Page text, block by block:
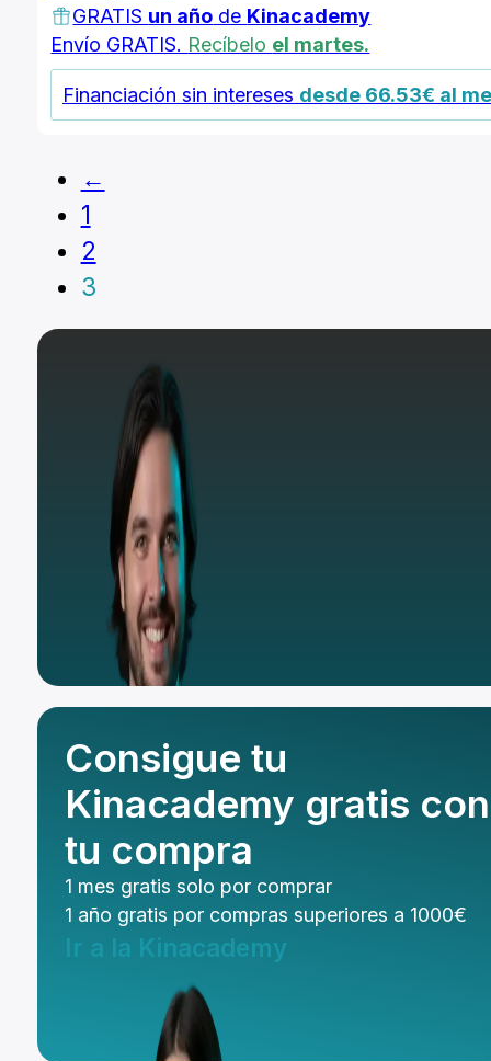
GRATIS un año de Kinacademy
Envío GRATIS. Recíbelo el martes.
Financiación sin intereses desde 66.53€ al
←
1
2
3
Consigue tu
Kinacademy gratis con
tu compra
1 mes gratis solo por comprar
1 año gratis por compras superiores a 1000€
Ir a la Kinacademy